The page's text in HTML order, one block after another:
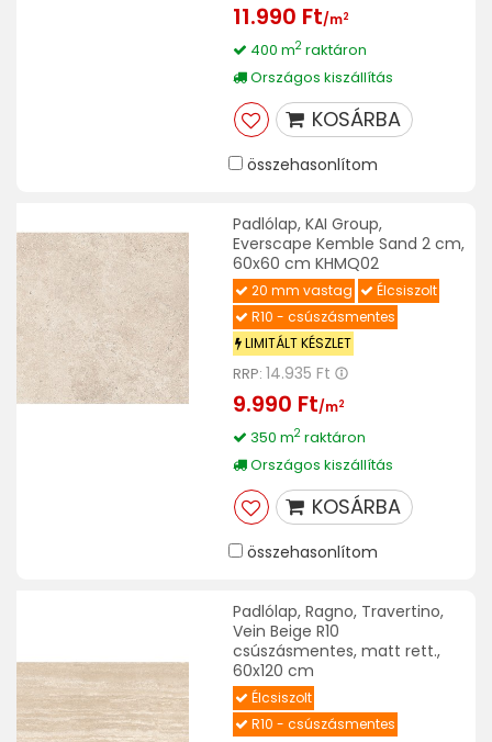
11.990 Ft/m2
400 m2raktáron
Országos kiszállítás
KOSÁRBA
összehasonlítom
Padlólap, KAI Group,
Everscape Kemble Sand 2 cm,
60x60 cm KHMQ02
20 mm vastag
Élcsiszolt
R10 - csúszásmentes
LIMITÁLT KÉSZLET
RRP: 14.935 Ft
9.990 Ft/m2
350 m2raktáron
Országos kiszállítás
KOSÁRBA
összehasonlítom
Padlólap, Ragno, Travertino,
Vein Beige R10
csúszásmentes, matt rett.,
60x120 cm
Élcsiszolt
R10 - csúszásmentes